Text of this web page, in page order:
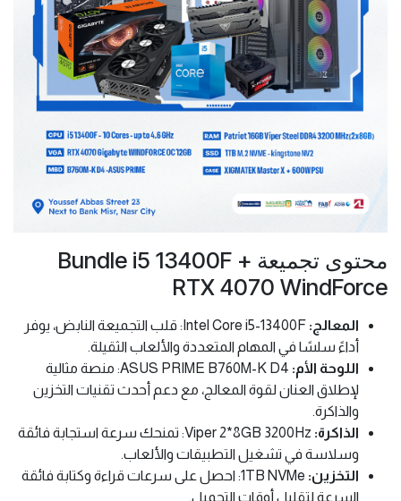
محتوى تجميعة Bundle i5 13400F +
RTX 4070 WindForce
المعالج:
Intel Core i5-13400F: قلب التجميعة النابض، يوفر
أداءً سلسًا في المهام المتعددة والألعاب الثقيلة.
اللوحة الأم:
ASUS PRIME B760M-K D4: منصة مثالية
لإطلاق العنان لقوة المعالج، مع دعم أحدث تقنيات التخزين
والذاكرة.
الذاكرة:
Viper 2*8GB 3200Hz: تمنحك سرعة استجابة فائقة
وسلاسة في تشغيل التطبيقات والألعاب.
التخزين:
1TB NVMe: احصل على سرعات قراءة وكتابة فائقة
السرعة لتقليل أوقات التحميل.